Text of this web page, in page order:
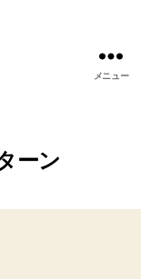
メニュー
ーン